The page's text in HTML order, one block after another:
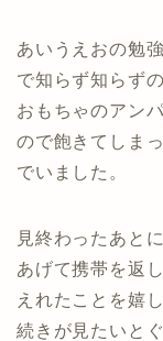
あいうえおの勉
で知らず知らず
おもちゃのアン
ので飽きてしま
でいました。
見終わったあと
あげて携帯を返
えれたことを嬉
続きが見たいと